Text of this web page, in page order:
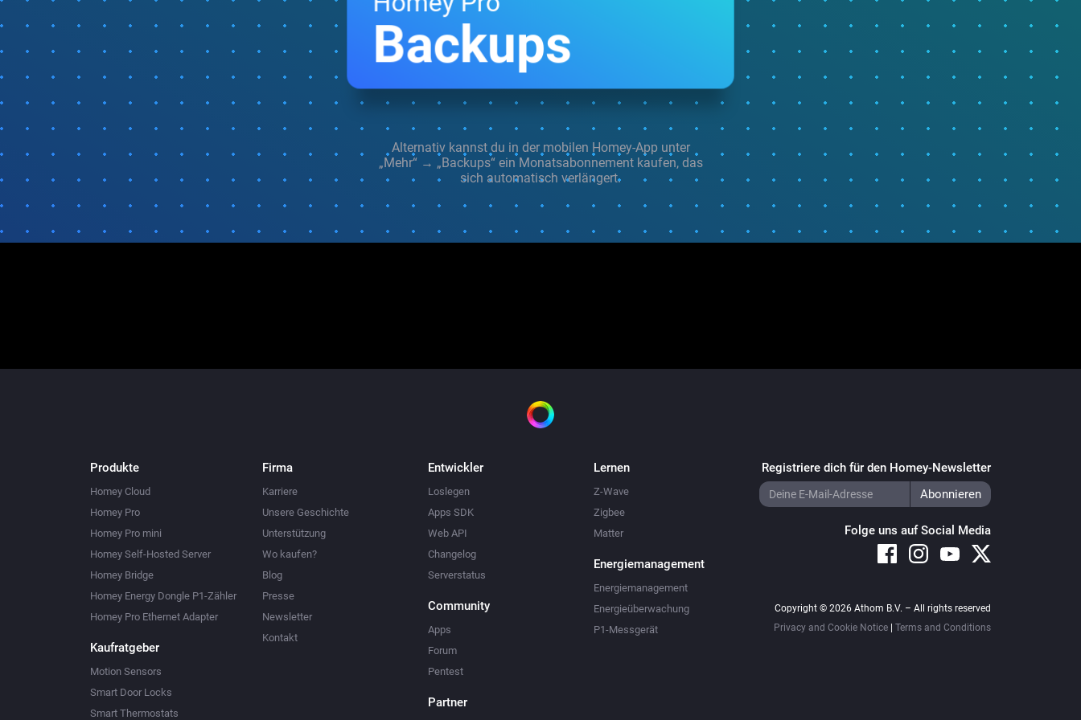
Backups
Alternativ kannst du in der mobilen Homey-App unter
„Mehr“ → „Backups“ ein Monatsabonnement kaufen, das
sich automatisch verlängert.
Produkte
Homey Cloud
Homey Pro
Homey Pro mini
Homey Self-Hosted Server
Homey Bridge
Homey Energy Dongle P1-Zähler
Homey Pro Ethernet Adapter
Kaufratgeber
Motion Sensors
Smart Door Locks
Smart Thermostats
Firma
Karriere
Unsere Geschichte
Unterstützung
Wo kaufen?
Blog
Presse
Newsletter
Kontakt
Entwickler
Loslegen
Apps SDK
Web API
Changelog
Serverstatus
Community
Apps
Forum
Pentest
Partner
Lernen
Z-Wave
Zigbee
Matter
Energiemanagement
Energiemanagement
Energieüberwachung
P1-Messgerät
Registriere dich für den Homey-Newsletter
Folge uns auf Social Media
Copyright © 2026 Athom B.V. – All rights reserved
Privacy and Cookie Notice
Terms and Conditions